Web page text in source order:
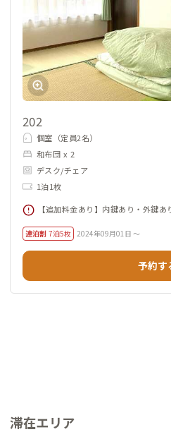
202
個室（定員2名）
和布団 x 2
デスク/チェア
1泊1枚
【追加料金あり】内鍵あり・外鍵あ
連泊割 7泊5枚 2024年09月01日 ～
予約す
滞在エリア